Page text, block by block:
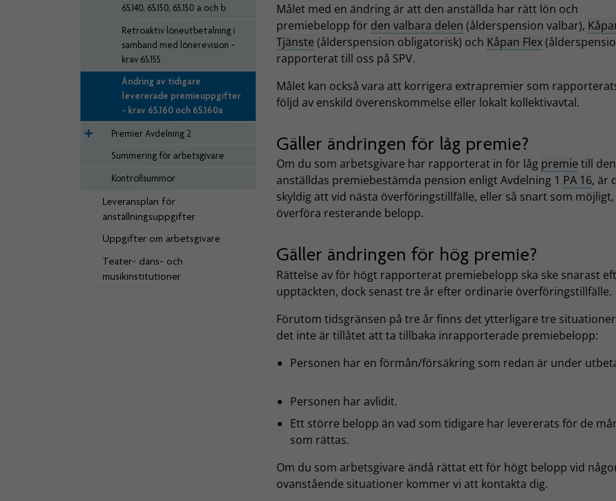
65.140, 65.150, 65.150 a och b
Retroaktiv löneutbetalning i
samband med lönerevision -
krav 65.155
Ändring av tidigare
levererade premieuppgifter
- krav 65.160 och 65.160a
Premier Avdelning 2
Summering för arbetsgivare
Kontrollsummor
Leveransplan för
anställningsuppgifter
Uppgifter om arbetsgivare
Teater- dans- och
musikinstitutioner
Målet med en ändring är att den anställda har rätt lön och
premiebelopp för den valbara delen (ålderspension valbar),
Tjänste (ålderspension obligatorisk) och Kåpan Flex
rapporterat till oss på SPV.
Målet kan också vara att korrigera extrapremier som
följd av enskild överenskommelse eller lokalt kollektivavtal.
Gäller ändringen för låg premie?
Om du som arbetsgivare har rapporterat in för låg premie till den
anställdas premiebestämda pension enligt Avdelning 1 PA 16, är
skyldig att vid nästa överföringstillfälle, eller så snart som möjligt,
överföra resterande belopp.
Gäller ändringen för hög premie?
Rättelse av för högt rapporterat premiebelopp ska ske snarast
upptäckten, dock senast tre år efter ordinarie överföringstillfälle.
Förutom tidsgränsen på tre år finns det ytterligare tre
det inte är tillåtet att ta tillbaka inrapporterade premiebelopp:
Personen har en förmån/försäkring som redan är under
Personen har avlidit.
Ett större belopp än vad som tidigare har levererats för de
som rättas.
Om du som arbetsgivare ändå rättat ett för högt belopp vid
ovanstående situationer kommer vi att kontakta dig.